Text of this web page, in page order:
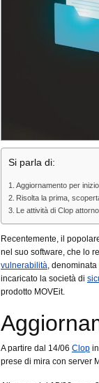
Si parla di:
Aggiornamento per
Risolta la prima,
Le attività di Clop
Recentemente, il
nel suo software, che lo
vulnerabilità, denominata
incaricato la società di
prodotto MOVEit.
A partire dal 14/06 Clop
prese di mira con server